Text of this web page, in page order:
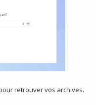
retrouver vos archives.